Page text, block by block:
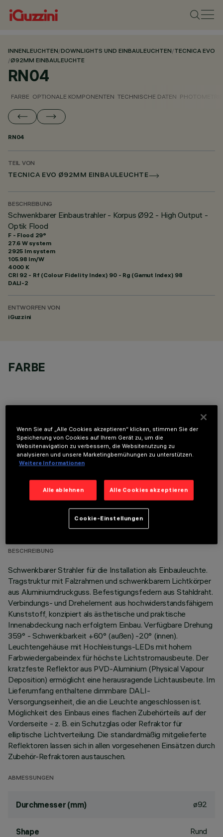
INNENLEUCHTEN/DOWNLIGHTS UND EINBAULEUCHTEN/TECNICA EVO
/Ø92MM EINBAULEUCHTE
RN04
FARBE OPTIONALE KOMPONENTEN TECHNISCHE DATEN
RN04
TEIL VON
TECNICA EVO Ø92MM EINBAULEUCHTE
BESCHREIBUNG
Schwenkbarer Einbaustrahler - Korpus Ø92 - High Output -
Optik Flood
F - Flood 29°
27.6 W system
2925 lm system
105.98 lm/W
4000 K
CRI 92 - Rf (Colour Fidelity Index) 90 - Rg (Gamut Index) 98
DALI-2
ENTWORFEN VON
iGuzzini
FARBE
OPTIONALE KOMPONENTEN
TECHNISCHE DATEN
BESCHREIBUNG
Schwenkbarer Strahler für die Installation als Einbauleuchte.
Tragstruktur mit Falzrahmen und schwenkbarem Lichtkörper
aus Aluminiumdruckguss. Befestigungsfedern aus Stahldraht.
Verbindungs- und Drehelement aus hochwiderstandsfähigem
Kunststoff, konzipiert als ästhetische und praktische
Innenabdeckung nach erfolgtem Einbau. Verfügbare Drehung
359° - Schwenkbarkeit +60° (außen) -20° (innen).
Leuchtengehäuse mit Hochleistungs-LEDs mit hohem
Farbwiedergabeindex für höchste Lichtstromausbeute. Der
kratzfeste Reflektor aus PVD-Aluminium (Physical Vapour
Deposition) ermöglicht eine herausragende Lichtausbeute. Im
Lieferumfang enthaltene dimmbare DALI-
Versorgungseinheit, die an die Leuchte angeschlossen ist.
Möglichkeit des Einbaus eines flachen Zubehörteils auf der
Vorderseite - z. B. ein Schutzglas oder Refraktor für
elliptische Lichtverteilung. Die standardmäßig mitgelieferte
Reflektoren lassen sich in allen vorgesehenen Einsätzen durch
Zubehör-Refraktoren austauschen.
ABMESSUNGEN
Durchmesser (mm) ø92
Shape Rund
Wenn Sie auf „Alle Cookies akzeptieren“ klicken, stimmen Sie der
Speicherung von Cookies auf Ihrem Gerät zu, um die
Websitenavigation zu verbessern, die Websitenutzung zu
analysieren und unsere Marketingbemühungen zu unterstützen.
Weitere Informationen
Alle ablehnen Alle Cookies akzeptieren
Cookie-Einstellungen